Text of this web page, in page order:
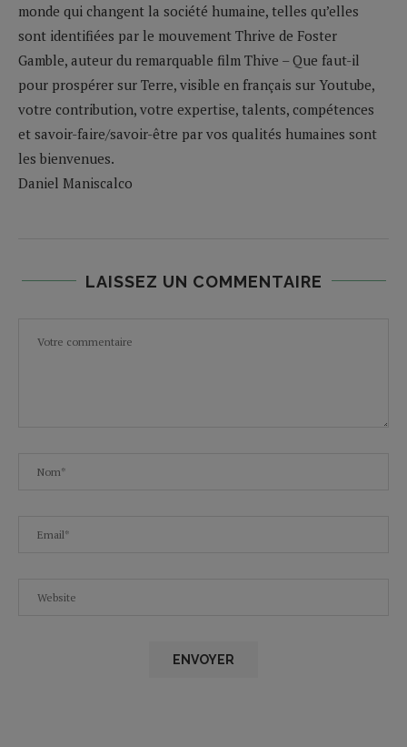
monde qui changent la société humaine, telles qu’elles
sont identifiées par le mouvement Thrive de Foster
Gamble, auteur du remarquable film Thive – Que faut-il
pour prospérer sur Terre, visible en français sur Youtube,
votre contribution, votre expertise, talents, compétences
et savoir-faire/savoir-être par vos qualités humaines sont
les bienvenues.
Daniel Maniscalco
LAISSEZ UN COMMENTAIRE